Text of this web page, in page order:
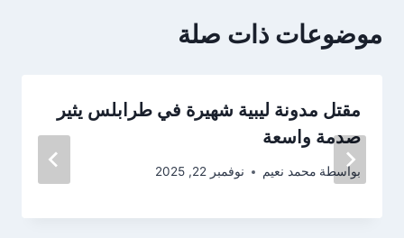
موضوعات ذات صلة
مقتل مدونة ليبية شهيرة في طرابلس يثير
صدمة واسعة
بواسطة محمد نعيم نوفمبر 22, 2025